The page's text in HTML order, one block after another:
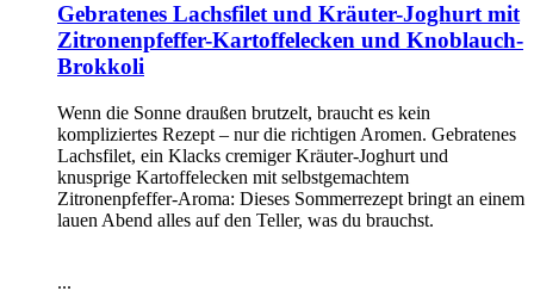
Gebratenes Lachsfilet und Kräuter-Joghurt mit
Zitronenpfeffer-Kartoffelecken und Knoblauch-
Brokkoli
Wenn die Sonne draußen brutzelt, braucht es kein
kompliziertes Rezept – nur die richtigen Aromen. Gebratenes
Lachsfilet, ein Klacks cremiger Kräuter-Joghurt und
knusprige Kartoffelecken mit selbstgemachtem
Zitronenpfeffer-Aroma: Dieses Sommerrezept bringt an einem
lauen Abend alles auf den Teller, was du brauchst.
...